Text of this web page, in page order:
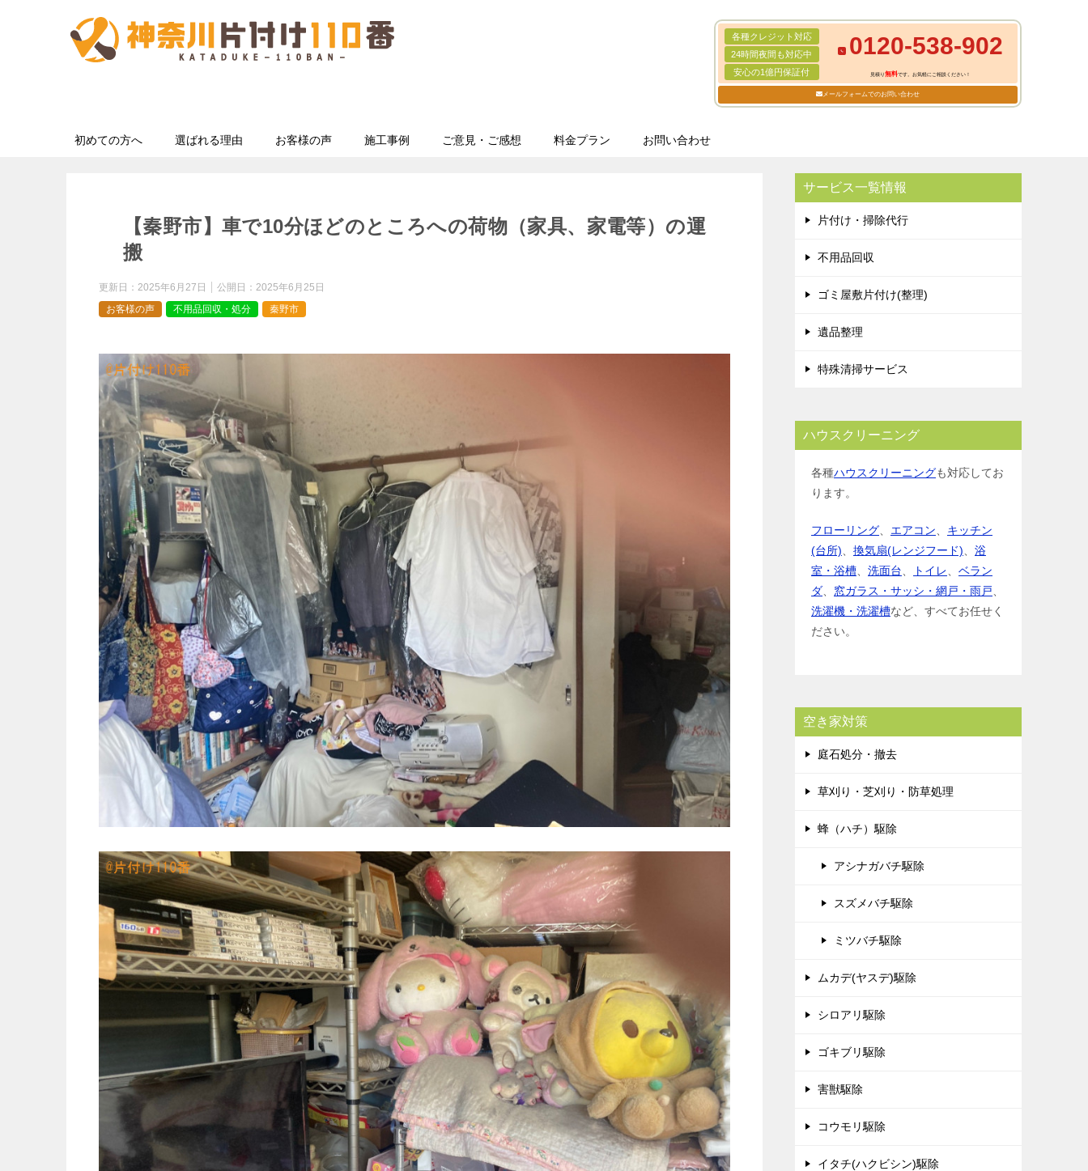
各種クレジット対応
24時間夜間も対応中
安心の1億円保証付
0120-538-902
見積り無料です。お気軽にご相談ください！
メールフォームでのお問い合わせ
初めての方へ 選ばれる理由 お客様の声 施工事例 ご意見・ご感想 料金プラン お問い合わせ
【秦野市】車で10分ほどのところへの荷物（家具、家電等）の運
搬
更新日： 2025年6月27日 公開日： 2025年6月25日
お客様の声
不用品回収・処分 秦野市
サービス一覧情報
片付け・掃除代行
不用品回収
ゴミ屋敷片付け(整理)
遺品整理
特殊清掃サービス
ハウスクリーニング
各種ハウスクリーニングも対応してお
ります。
フローリング エアコン
キッチン
(台所)
換気扇(レンジフード)
浴
室・浴槽
洗面台 トイレ
ベラン
ダ
窓ガラス・サッシ・網戸・雨戸
洗濯機・洗濯槽など、すべてお任せく
ださい。
空き家対策
庭石処分・撤去
草刈り・芝刈り・防草処理
蜂（ハチ）駆除
アシナガバチ駆除
スズメバチ駆除
ミツバチ駆除
ムカデ(ヤスデ)駆除
シロアリ駆除
ゴキブリ駆除
害獣駆除
コウモリ駆除
イタチ(ハクビシン)駆除